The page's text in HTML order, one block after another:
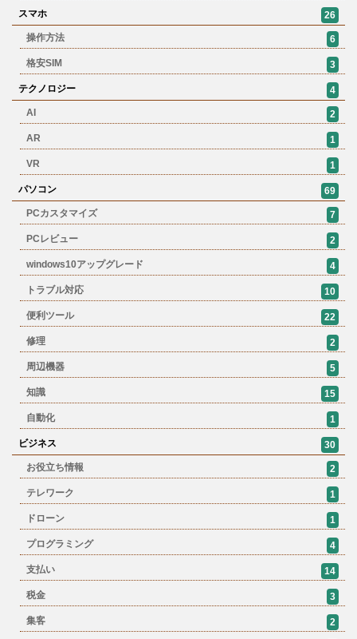
スマホ
26
操作方法
6
格安SIM 3
テクノロジー
4
AI
2
AR 1
VR 1
パソコン
69
PCカスタマイズ
7
PCレビュー 2
windows10アップグレード 4
トラブル対応 10
便利ツール 22
修理 2
周辺機器 5
知識 15
自動化 1
ビジネス
30
お役立ち情報
2
テレワーク 1
ドローン 1
プログラミング 4
支払い 14
税金 3
集客 2